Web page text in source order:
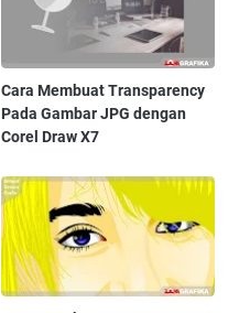
Cara Membuat Transparency
Pada Gambar JPG dengan
Corel Draw X7